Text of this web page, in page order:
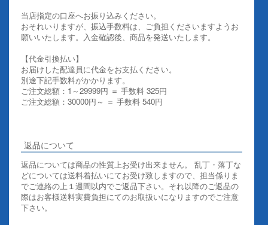
当店指定の口座へお振り込みください。
おそれいりますが、振込手数料は、ご負担くださいますようお
願いいたします。入金確認後、商品を発送いたします。
【代金引換払い】
お届けした配達員に代金をお支払ください。
別途下記手数料がかかります。
ご注文総額：1～29999円 ＝ 手数料 325円
ご注文総額：30000円～ ＝ 手数料 540円
返品について
返品については商品の性質上お受け出来ません。 乱丁・落丁な
どについては送料着払いにてお受け致しますので、担当係りま
でご連絡の上１週間以内でご返品下さい。それ以降のご返品の
際はお客様送料実費負担にてのお取扱いになりますのでご注意
下さい。